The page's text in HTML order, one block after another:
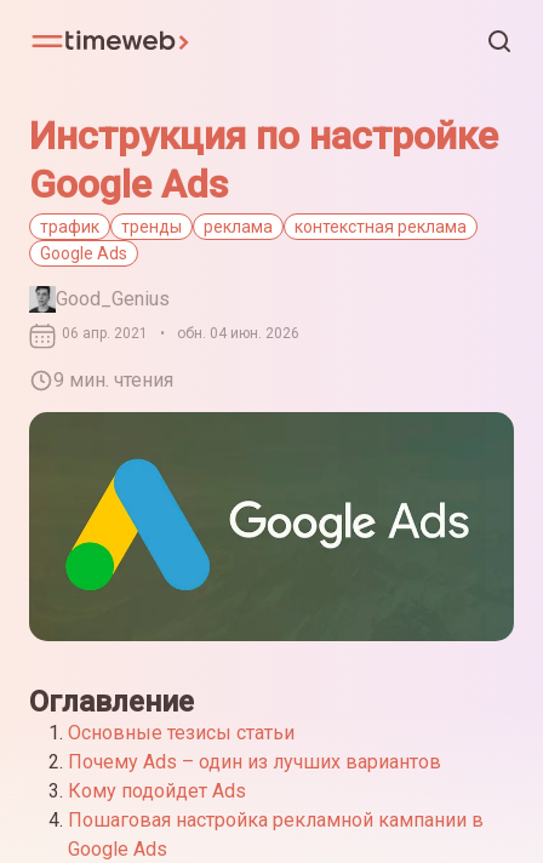
Инструкция по настройке
Google Ads
трафик тренды реклама
контекстная реклама
Google Ads
Good_Genius
06 апр. 2021 • обн. 04 июн. 2026
9 мин. чтения
Оглавление
Основные тезисы статьи
Почему Ads – один из лучших вариантов
Кому подойдет Ads
Пошаговая настройка рекламной кампании в
Google Ads